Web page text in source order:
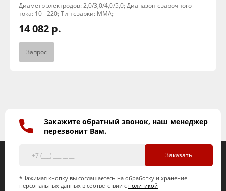
Диаметр электродов: 2,0/3,0/4,0/5,0; Диапазон сварочного
тока: 10 - 220; Тип сварки: MMA;
14 082 р.
Запрос
Закажите обратный звонок, наш менеджер
перезвонит Вам.
Заказать
*Нажимая кнопку вы соглашаетесь на обработку и хранение
персональных данных в соответствии с политикой